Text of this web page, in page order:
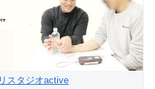
スタジオactive